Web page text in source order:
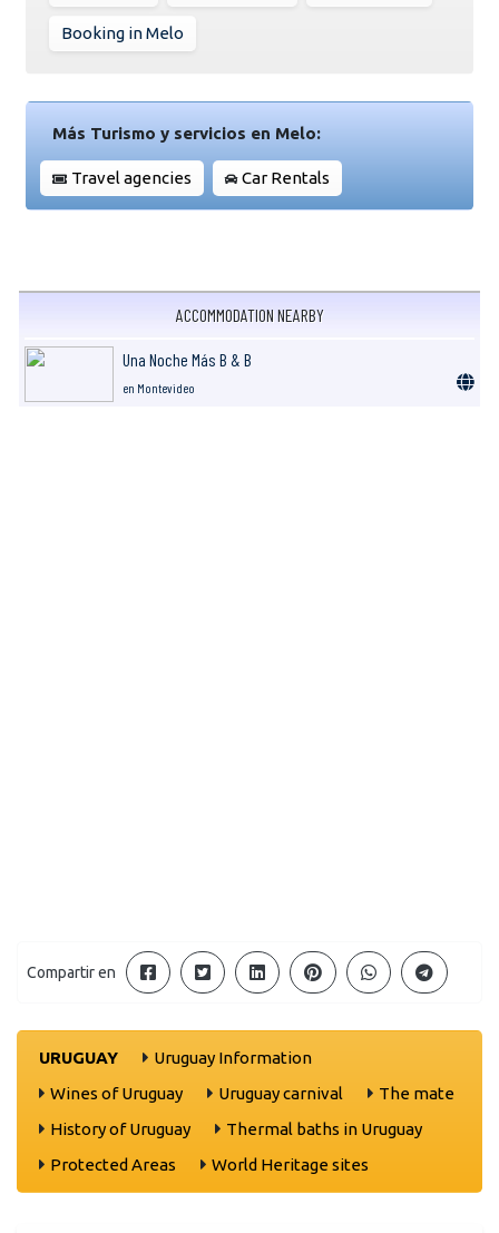
Booking in Melo
Más Turismo y servicios en Melo:
Travel agencies Car Rentals
ACCOMMODATION NEARBY
Una Noche Más B & B
en Montevideo
Compartir en
URUGUAY
Uruguay Information
Wines of Uruguay
Uruguay carnival
The mate
History of Uruguay
Thermal baths in Uruguay
Protected Areas
World Heritage sites